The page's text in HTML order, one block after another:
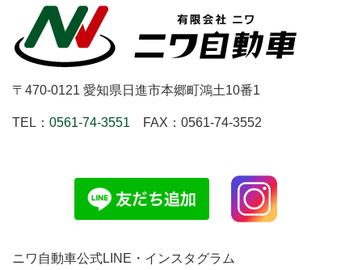
〒470-0121 愛知県日進市本郷町鴻土10番1
TEL： 0561-74-3551 FAX：0561-74-3552
ニワ自動車公式LINE・インスタグラム